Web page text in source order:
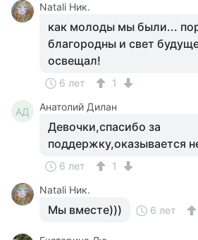
Natali Ник.
как молоды мы были...
благородны и свет
освещал!
6 лет 1
АД Анатолий Дилан
Девочки,спасибо за
поддержку,оказывается
6 лет
1
Natali Ник.
Мы вместе))) 6 лет